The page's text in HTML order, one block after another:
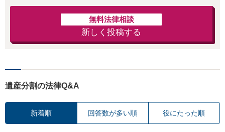
無料法律相談
新しく投稿する
遺産分割の法律Q&A
新着順 回答数が多い順 役にたった順